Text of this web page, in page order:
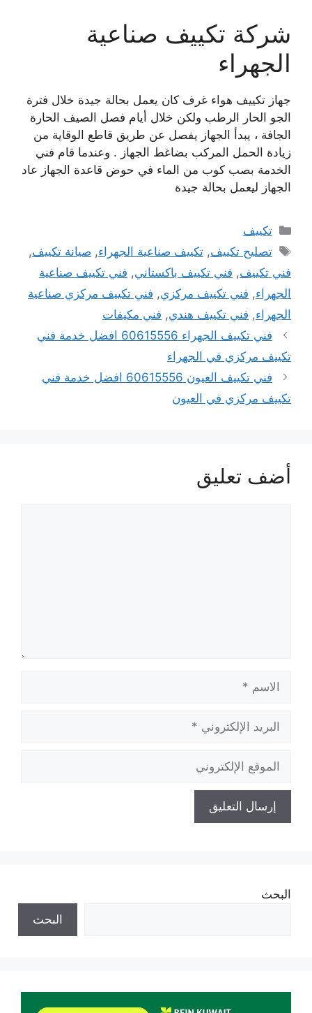
شركة تكييف صناعية
الجهراء
جهاز تكييف هواء غرف كان يعمل بحالة جيدة خلال فترة
الجو الحار الرطب ولكن خلال أيام فصل الصيف الحارة
الجافة ، يبدأ الجهاز يفصل عن طريق قاطع الوقاية من
زيادة الحمل المركب بضاغط الجهاز . وعندما قام فني
الخدمة بصب كوب من الماء في حوض قاعدة الجهاز عاد
الجهاز ليعمل بحالة جيدة
التصنيفات
تكييف
الوسوم
تصليح تكييف,تكييف صناعية الجهراء,صيانة تكييف,
فني تكييف, فني تكييف باكستاني, فني تكييف صناعية
الجهراء, فني تكييف مركزي, فني تكييف مركزي صناعية
الجهراء, فني تكييف هندي, فني مكيفات
فني تكييف الجهراء 60615556 افضل خدمة فني
تكييف مركزي في الجهراء
فني تكييف العيون 60615556 افضل خدمة فني
تكييف مركزي في العيون
أضف تعليق
الاسم
البريد
الإلكتروني
الموقع
الإلكتروني
البحث
البحث